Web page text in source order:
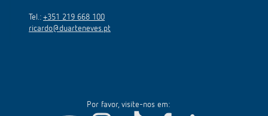
Tel.: +351 219 668 100
ricardo@duarteneves.pt
Por favor, visite-nos em: